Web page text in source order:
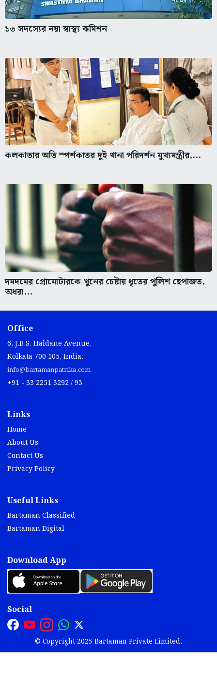
১৩ সদস্যের নয়া স্বাস্থ্য কমিশন
কলকাতার অতি স্পর্শকাতর দুই থানা পরিদর্শন মুখ্যমন্ত্রীর,...
দমদমের প্রোমোটারকে খুনের চেষ্টায় ধৃতের পুলিশ হেপাজত,
অধরা...
Office
6, J.B.S. Haldane Avenue,
Kolkata 700 105, India.
info@bartamanpatrika.com
+91 - 33 2251 3292 / 93
Links
Home
About Us
Contact Us
Privacy Policy
Useful Links
Bartaman Classified
Bartaman Digital
Download App
Social
© Copyright 2025 Bartaman Private Limited.